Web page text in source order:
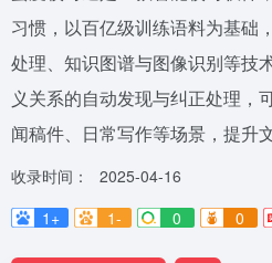
习惯，以百亿级训练语料为基础
处理、知识图谱与图像识别等技
义关系的自动发现与纠正处理，
闻稿件、日常写作等场景，提升
收录时间：
2025-04-16
1+
1- 0 0